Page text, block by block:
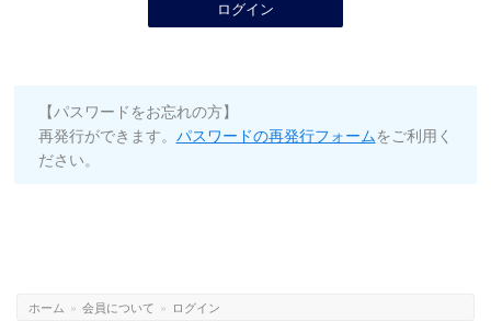
【パスワードをお忘れの方】
再発行ができます。 パスワードの再発行フォームをご利用く
ださい。
ホーム » 会員について » ログイン